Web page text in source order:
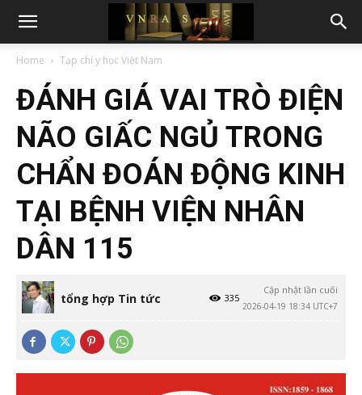
Home Tạp chí y học Việt Nam
ĐÁNH GIÁ VAI TRÒ ĐIỆN
NÃO GIẤC NGỦ TRONG
CHẨN ĐOÁN ĐỘNG KINH
TẠI BỆNH VIỆN NHÂN
DÂN 115
tổng hợp Tin tức
Cập nhật lần cuối
2026-04-19 18:34 UTC+7
335